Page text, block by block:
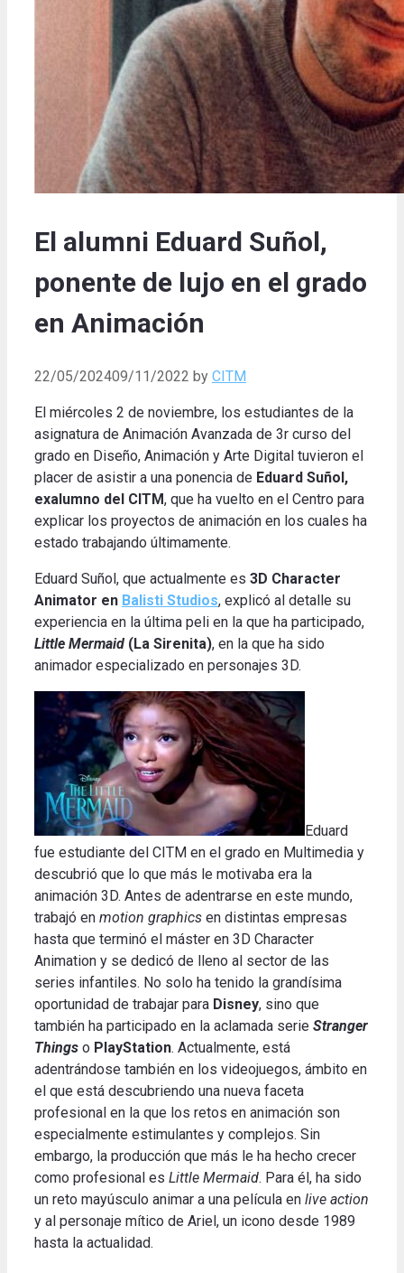
El alumni Eduard Suñol,
ponente de lujo en el grado
en Animación
22/05/202409/11/2022 by CITM
El miércoles 2 de noviembre, los estudiantes de la
asignatura de Animación Avanzada de 3r curso del
grado en Diseño, Animación y Arte Digital tuvieron el
placer de asistir a una ponencia de Eduard Suñol,
exalumno del CITM, que ha vuelto en el Centro para
explicar los proyectos de animación en los cuales ha
estado trabajando últimamente.
Eduard Suñol, que actualmente es 3D Character
Animator en Balisti Studios, explicó al detalle su
experiencia en la última peli en la que ha participado,
Little Mermaid (La Sirenita), en la que ha sido
animador especializado en personajes 3D.
Eduard
fue estudiante del CITM en el grado en Multimedia y
descubrió que lo que más le motivaba era la
animación 3D. Antes de adentrarse en este mundo,
trabajó en motion graphics en distintas empresas
hasta que terminó el máster en 3D Character
Animation y se dedicó de lleno al sector de las
series infantiles. No solo ha tenido la grandísima
oportunidad de trabajar para Disney, sino que
también ha participado en la aclamada serie Stranger
Things o PlayStation. Actualmente, está
adentrándose también en los videojuegos, ámbito en
el que está descubriendo una nueva faceta
profesional en la que los retos en animación son
especialmente estimulantes y complejos. Sin
embargo, la producción que más le ha hecho crecer
como profesional es Little Mermaid. Para él, ha sido
un reto mayúsculo animar a una película en live action
y al personaje mítico de Ariel, un icono desde 1989
hasta la actualidad.